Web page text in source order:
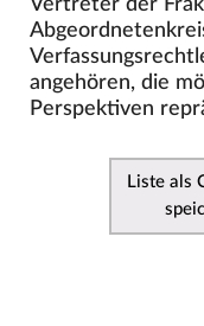
angehören, die
Perspektiven
Liste als